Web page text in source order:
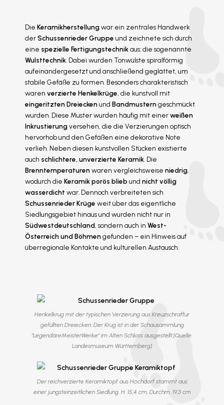
Die Keramikherstellungwar ein zentrales Handwerk
derSchussenrieder Gruppe und zeichnete sich durch
eine spezielle Fertigungstechnikaus: die sogenannte
Wulsttechnik . Dabei wurden Tonwülste spiralförmig
aufeinandergesetzt und anschließend geglättet, um
stabile Gefäße zu formen. Besonders charakteristisch
waren verzierte Henkelkrüge, die kunstvoll mit
eingeritzten Dreieckenund Bandmusterngeschmückt
wurden. Diese Muster wurden häufig mit einerweißen
Inkrustierungversehen, die die Verzierungen optisch
hervorhob und den Gefäßen eine dekorative Note
verlieh. Neben diesen kunstvollen Stücken existierte
auch schlichtere, unverzierte Keramik . Die
Brenntemperaturenwaren vergleichsweise niedrig,
wodurch die Keramik porös blieb und nicht völlig
wasserdicht war. Dennoch verbreiteten sich
Schussenrieder Krüge weit über das eigentliche
Siedlungsgebiet hinaus und wurden nicht nur in
Südwestdeutschland, sondern auch in West-
Österreich und Böhmengefunden – ein Hinweis auf
überregionale Kontakte und kulturellen Austausch.
Henkelkrug mit der typischen Verzierung aus Kreuzschraffur
gefüllten Dreiecken. Der Krug ist in der Schausammlung
"LegendäreMeisterWerke" im Alten Schloss ausgestellt.[Quelle:
Landesmuseum Württemberg]
Der reichverzierte Keramiktopf aus Hochdorf stammt aus
einer jungsteinzeitlichen Siedlung. H. 15,4 cm, Durchm. 19,3 cm